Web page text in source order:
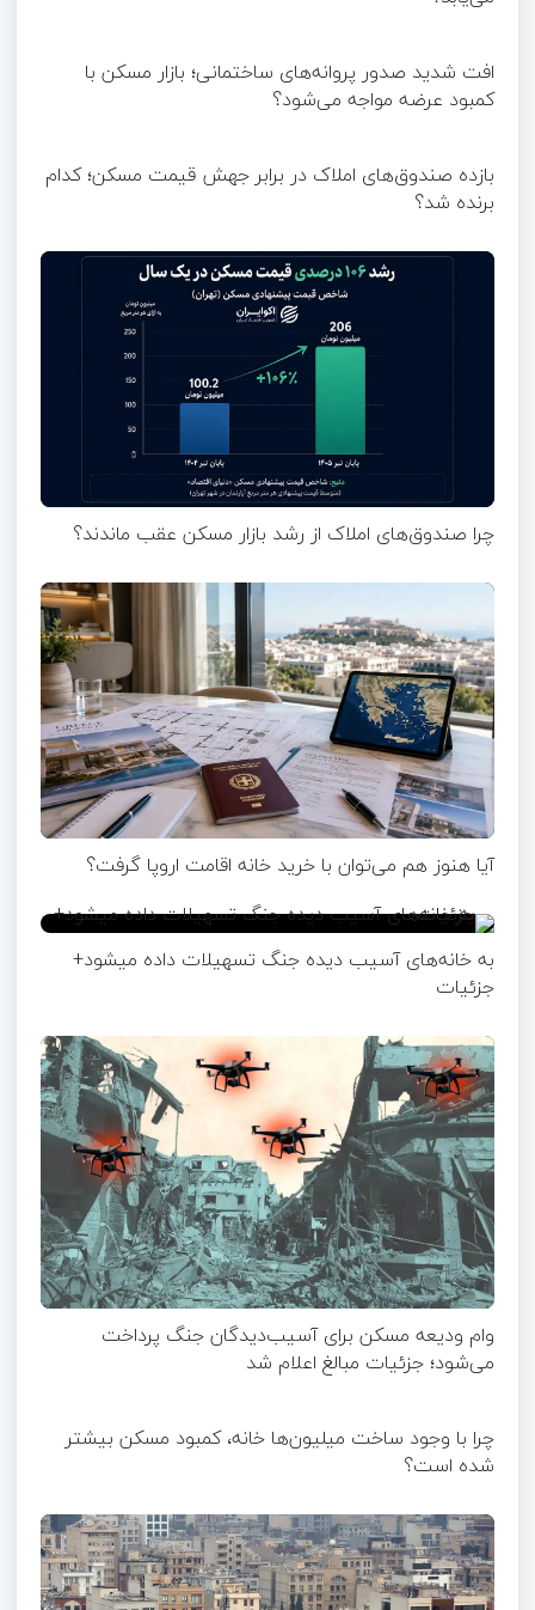
افت شدید صدور پروانه‌های ساختمانی؛ بازار مسکن با
کمبود عرضه مواجه می‌شود؟
بازده صندوق‌های املاک در برابر جهش قیمت مسکن؛ کدام
برنده شد؟
چرا صندوق‌های املاک از رشد بازار مسکن عقب ماندند؟
آیا هنوز هم می‌توان با خرید خانه اقامت اروپا گرفت؟
به خانه‌های آسیب دیده جنگ تسهیلات داده میشود+
جزئیات
وام ودیعه مسکن برای آسیب‌دیدگان جنگ پرداخت
می‌شود؛ جزئیات مبالغ اعلام شد
چرا با وجود ساخت میلیون‌ها خانه، کمبود مسکن بیشتر
شده است؟